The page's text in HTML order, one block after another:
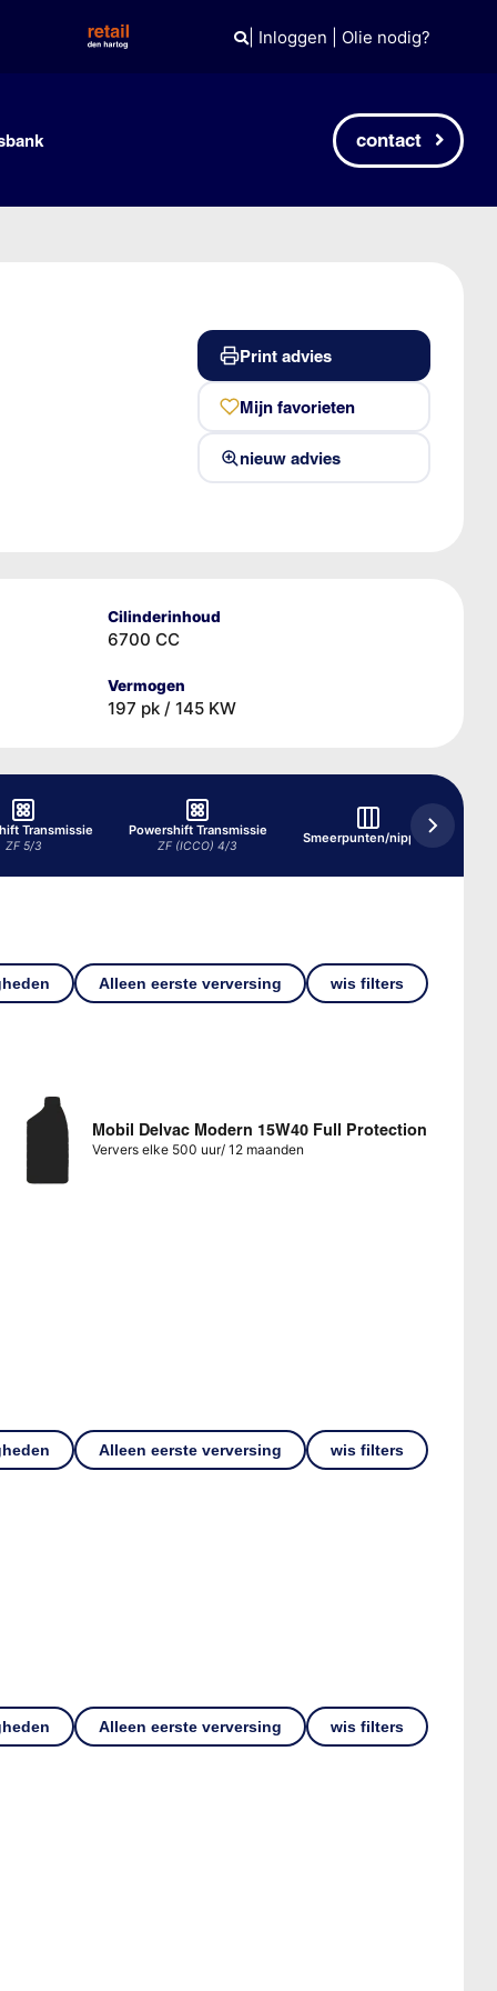
| Inloggen Olie nodig?
contact
Print advies
Mijn favorieten
nieuw advies
Cilinderinhoud
6700 CC
Vermogen
197 pk / 145 KW
Transmissie
ZF 5/3
Powershift Transmissie
ZF (ICCO) 4/3 Smeerpunten/nippels
Alleen eerste verversing wis filters
Mobil Delvac Modern 15W40 Full Protection
Ververs elke 500 uur/ 12 maanden
Alleen eerste verversing wis filters
Alleen eerste verversing wis filters